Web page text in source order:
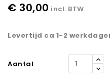
€ 30,00 incl. BTW
Levertijd ca 1-2
Aantal